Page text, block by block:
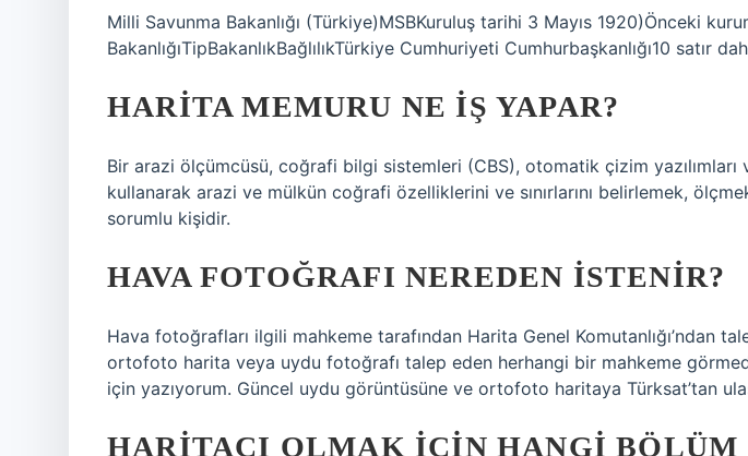
Milli Savunma Bakanlığı (Türkiye)MSBKuruluş tarihi 3 Mayıs 1920)Önceki
BakanlığıTipBakanlıkBağlılıkTürkiye Cumhuriyeti Cumhurbaşkanlığı10 satır
HARITA MEMURU NE IŞ YAPAR?
Bir arazi ölçümcüsü, coğrafi bilgi sistemleri (CBS), otomatik çizim yazılımları
kullanarak arazi ve mülkün coğrafi özelliklerini ve sınırlarını belirlemek,
sorumlu kişidir.
HAVA FOTOĞRAFI NEREDEN ISTENIR?
Hava fotoğrafları ilgili mahkeme tarafından Harita Genel Komutanlığı’ndan
ortofoto harita veya uydu fotoğrafı talep eden herhangi bir mahkeme
için yazıyorum. Güncel uydu görüntüsüne ve ortofoto haritaya Türksat’tan
HARITACI OLMAK IÇIN HANGI BÖLÜM